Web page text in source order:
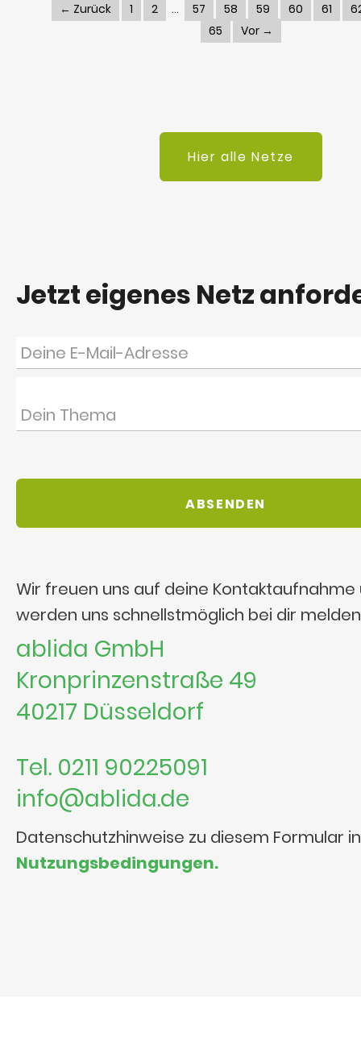
← Zurück 1 2 57 58 59 60 61
65
Vor →
Hier alle Netze
Jetzt eigenes Netz
Wir freuen uns auf deine Kontaktaufnahme
werden uns schnellstmöglich bei dir
ablida GmbH
Kronprinzenstraße 49
40217 Düsseldorf
Tel. 0211 90225091
info@ablida.de
Datenschutzhinweise zu diesem Formular
Nutzungsbedingungen.